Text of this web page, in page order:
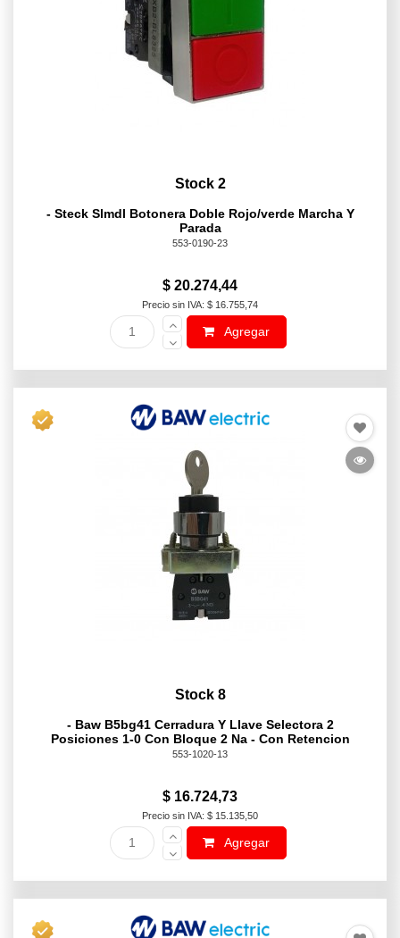
Stock 2
- Steck Slmdl Botonera Doble Rojo/verde Marcha Y
Parada
553-0190-23
$ 20.274,44
Precio sin IVA: $ 16.755,74
Agregar
Stock 8
- Baw B5bg41 Cerradura Y Llave Selectora 2
Posiciones 1-0 Con Bloque 2 Na - Con Retencion
553-1020-13
$ 16.724,73
Precio sin IVA: $ 15.135,50
Agregar